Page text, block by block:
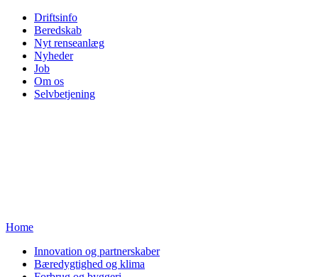
Driftsinfo
Beredskab
Nyt renseanlæg
Nyheder
Job
Om os
Selvbetjening
Home
Innovation og partnerskaber
Bæredygtighed og klima